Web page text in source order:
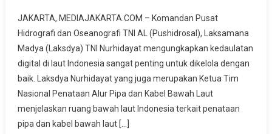
Usung
Pembentukan
Konsorsium
Kedaulatan
Digital
Di
Bawah
JAKARTA, MEDIAJAKARTA.COM – Komandan Pusat
Hidrografi dan Oseanografi TNI AL (Pushidrosal), Laksamana
Madya (Laksdya) TNI Nurhidayat mengungkapkan kedaulatan
digital di laut Indonesia sangat penting untuk dikelola dengan
baik. Laksdya Nurhidayat yang juga merupakan Ketua Tim
Nasional Penataan Alur Pipa dan Kabel Bawah Laut
menjelaskan ruang bawah laut Indonesia terkait penataan
pipa dan kabel bawah laut […]